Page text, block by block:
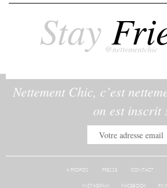
Stay @nettementchic
Nettement Chic, c’est
on est inscrit
A PROPOS PRESSE CONTACT
INSTAGRAM FACEBOOK